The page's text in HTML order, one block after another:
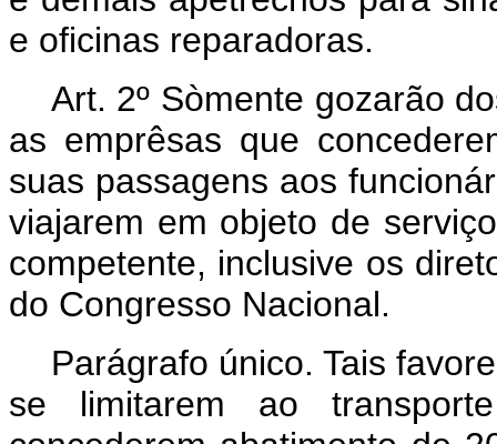
e oficinas reparadoras.
Art. 2º Sòmente gozarão
as emprêsas que
suas passagens aos
viajarem em objeto de
competente, inclusive os
do Congresso Nacional.
Parágrafo único. Tais
se limitarem ao